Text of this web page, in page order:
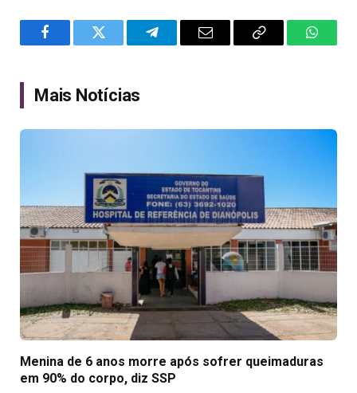
FacebookTwitter TelegramEmail
Copy
Mais Notícias
Menina de 6 anos morre após sofrer queimaduras
em 90% do corpo, diz SSP